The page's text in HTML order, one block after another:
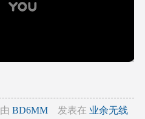
由BD6MM 发表在 业余无线